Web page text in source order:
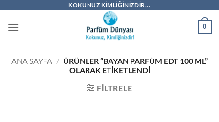
KOKUNUZ KIMLIĞINIZDIR...
0
ANA SAYFA / ÜRÜNLER “BAYAN PARFÜM EDT 100 ML”
OLARAK ETIKETLENDI
FILTRELE